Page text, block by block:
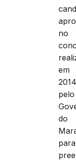
no
em
pelo
do
para